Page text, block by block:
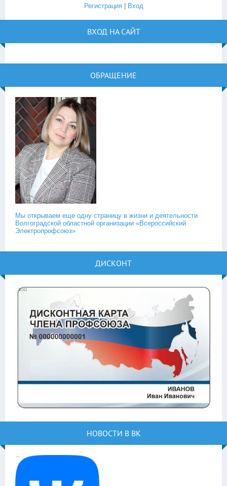
Регистрация| Вход
ВХОД НА САЙТ
ОБРАЩЕНИЕ
Мы открываем еще одну страницу в жизни и деятельности
Волгоградской областной организации «Всероссийский
Электропрофсоюз»
ДИСКОНТ
НОВОСТИ В ВК